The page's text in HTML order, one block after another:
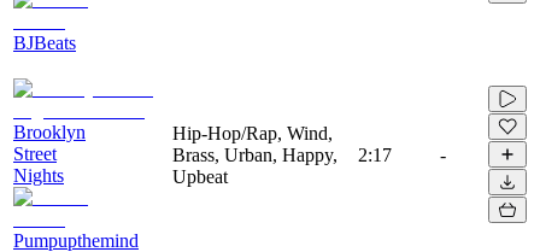
BJBeats
Brooklyn
Street
Nights
Pumpupthemind
Hip-Hop/Rap, Wind,
Brass, Urban, Happy,
Upbeat
2:17 -